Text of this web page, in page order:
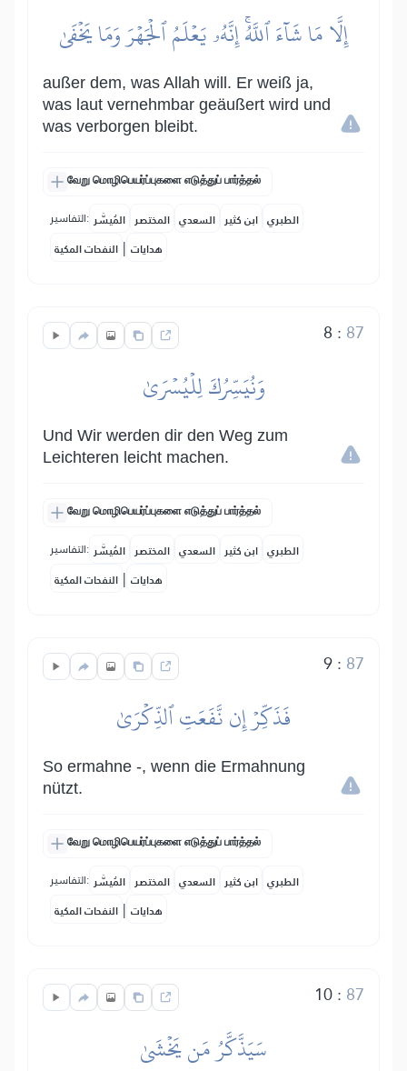
إِلَّا مَا شَآءَ ٱللَّهُۚ إِنَّهُۥ يَعۡلَمُ ٱلۡجَهۡرَ وَمَا يَخۡفَىٰ
außer dem, was Allah will. Er weiß ja,
was laut vernehmbar geäußert wird und
was verborgen bleibt.
வேறு மொழிபெயர்ப்புகளை எடுத்துப் பார்த்தல்
التفاسير: المُيسَّر المختصر السعدي ابن كثير الطبري
النفحات المكية | هدايات
8 : 87
وَنُيَسِّرُكَ لِلۡيُسۡرَىٰ
Und Wir werden dir den Weg zum
Leichteren leicht machen.
வேறு மொழிபெயர்ப்புகளை எடுத்துப் பார்த்தல்
التفاسير: المُيسَّر المختصر السعدي ابن كثير الطبري
النفحات المكية | هدايات
9: 87
فَذَكِّرۡ إِن نَّفَعَتِ ٱلذِّكۡرَىٰ
So ermahne -, wenn die Ermahnung
nützt.
வேறு மொழிபெயர்ப்புகளை எடுத்துப் பார்த்தல்
التفاسير: المُيسَّر المختصر السعدي ابن كثير الطبري
النفحات المكية | هدايات
10: 87
سَيَذَّكَّرُ مَن يَخۡشَىٰ